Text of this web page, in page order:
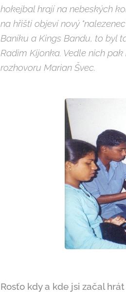
hokejbal hrají na nebeských
na hřišti objeví nový
Baníku a Kings Bandu, to byl
Radim Kijonka. Vedle nich
rozhovoru Marian Švec.
Rosťo kdy a kde jsi začal